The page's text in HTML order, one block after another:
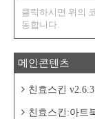
클릭하시면 위의
동합니다.
메인콘텐츠
친효스킨
친효스킨:아트